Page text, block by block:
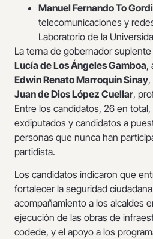
Manuel Fernando To
telecomunicaciones y
Laboratorio de la
La terna de gobernador
Lucía de Los Ángeles Gamboa,
Edwin Renato Marroquín Sinay
Juan de Dios López Cuellar,
Entre los candidatos, 26 en
exdiputados y candidatos a
personas que nunca han
partidista.
Los candidatos indicaron que
fortalecer la seguridad
acompañamiento a los alcaldes
ejecución de las obras de
codede, y el apoyo a los